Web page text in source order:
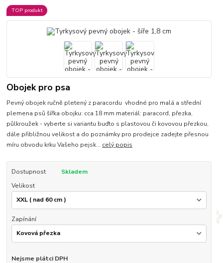
TOP produkt
Obojek pro psa
Pevný obojek ručně pletený z paracordu vhodné pro malá a střední
plemena psů šířka obojku: cca 18 mm materiál: paracord, přezka,
půlkroužek - vyberte si variantu buďto s plastovou či kovovou přezkou,
dále přibližnou velikost a do poznámky pro prodejce zadejte přesnou
míru obvodu krku Vašeho pejsk... celý popis
Dostupnost
Skladem
Velikost
Zapínání
Nejsme plátci DPH